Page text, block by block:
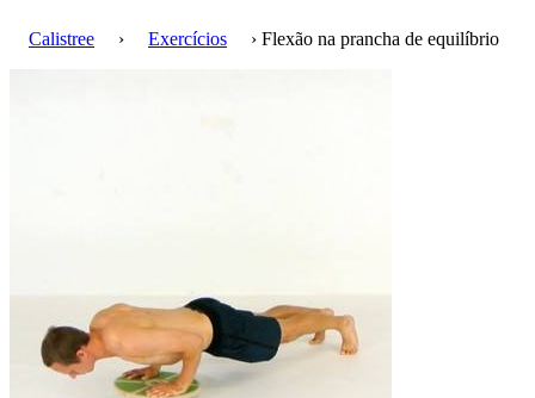
Calistree › Exercícios › Flexão na prancha de equilíbrio